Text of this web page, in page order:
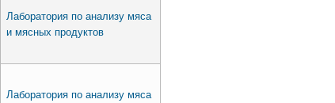
Лаборатория по анализу мяса
и мясных продуктов
Лаборатория по анализу мяса